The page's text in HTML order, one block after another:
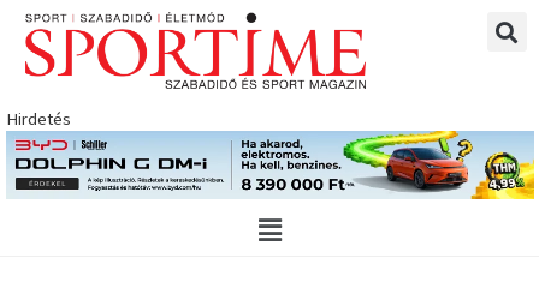
Skip
content
Hirdetés
Main
Menu